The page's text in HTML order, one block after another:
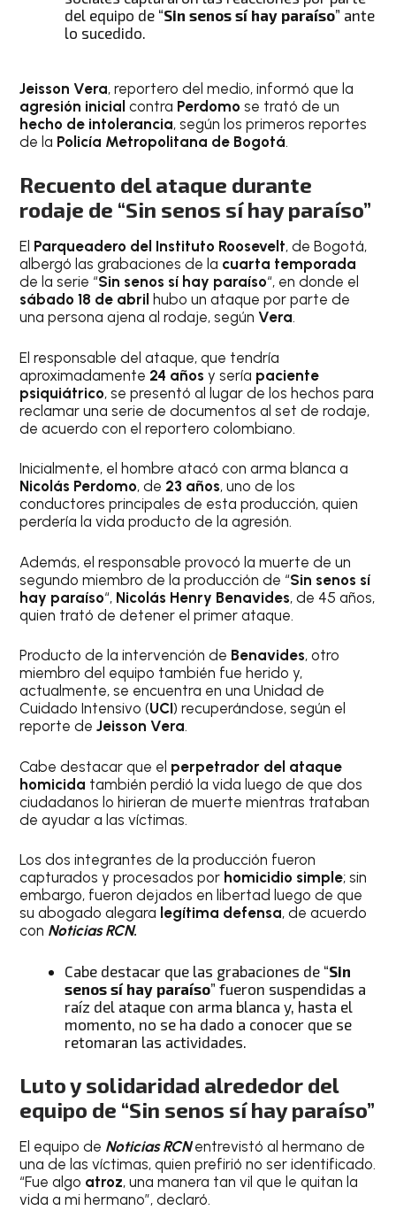
del equipo de “Sin senos sí hay paraíso” ante
lo sucedido.
Jeisson Vera, reportero del medio, informó que la
agresión inicialcontra Perdomo se trató de un
hecho de intolerancia, según los primeros reportes
de la Policía Metropolitana de Bogotá.
Recuento del ataque durante
rodaje de “Sin senos sí hay paraíso”
El Parqueadero del Instituto Roosevelt, de Bogotá,
albergó las grabaciones de la cuarta temporada
de la serie “Sin senos sí hay paraíso“, en donde el
sábado 18 de abril hubo un ataque por parte de
una persona ajena al rodaje, segúnVera.
El responsable del ataque, que tendría
aproximadamente 24 años y sería paciente
psiquiátrico, se presentó al lugar de los hechos para
reclamar una serie de documentos al set de rodaje,
de acuerdo con el reportero colombiano.
Inicialmente, el hombre atacó con arma blanca a
Nicolás Perdomo, de 23 años, uno de los
conductores principales de esta producción, quien
perdería la vida producto de la agresión.
Además, el responsable provocó la muerte de un
segundo miembro de la producción de “Sin senos sí
hay paraíso“, Nicolás Henry Benavides, de 45 años,
quien trató de detener el primer ataque.
Producto de la intervención de Benavides, otro
miembro del equipo también fue herido y,
actualmente, se encuentra en una Unidad de
Cuidado Intensivo (UCI) recuperándose, según el
reporte deJeisson Vera.
Cabe destacar que el perpetrador del ataque
homicida también perdió la vida luego de que dos
ciudadanos lo hirieran de muerte mientras trataban
de ayudar a las víctimas.
Los dos integrantes de la producción fueron
capturados y procesados por homicidio simple; sin
embargo, fueron dejados en libertad luego de que
su abogado alegara legítima defensa, de acuerdo
con Noticias RCN.
Cabe destacar que las grabaciones de “Sin
senos sí hay paraíso” fueron suspendidas a
raíz del ataque con arma blanca y, hasta el
momento, no se ha dado a conocer que se
retomaran las actividades.
Luto y solidaridad alrededor del
equipo de “Sin senos sí hay paraíso”
El equipo de Noticias RCNentrevistó al hermano de
una de las víctimas, quien prefirió no ser identificado.
“Fue algo atroz, una manera tan vil que le quitan la
vida a mi hermano”, declaró.